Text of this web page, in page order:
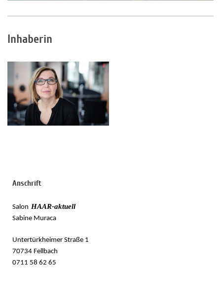
Inhaberin
Anschrift
Salon HAAR-aktuell
Sabine Muraca
Untertürkheimer Straße 1
70734 Fellbach
0711 58 62 65